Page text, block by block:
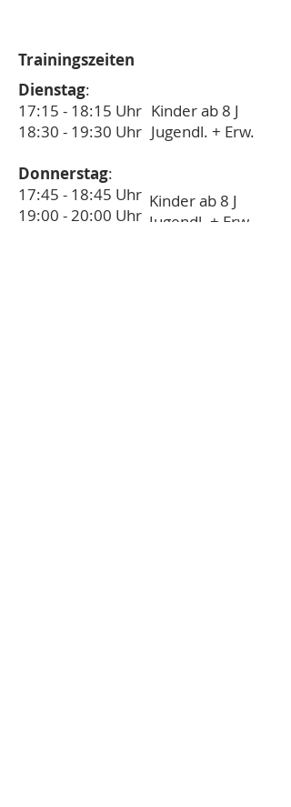
Trainingszeiten
Dienstag:
17:15 - 18:15 Uhr
18:30 - 19:30 Uhr
Donnerstag:
17:45 - 18:45 Uhr
19:00 - 20:00 Uhr
Kinder ab 8 J
Jugendl. + Erw.
Kinder ab 8 J
Jugendl. + Erw.